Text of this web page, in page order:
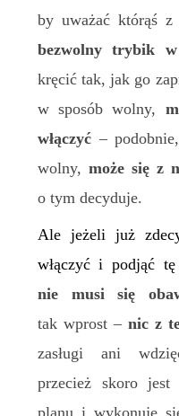
by uważać którąś
bezwolny trybik w
kręcić tak, jak go
w sposób wolny,
włączyć–
wolny, może się z
o tym decyduje.
Ale jeżeli już
włączyć i podjąć
nie musi się
tak wprost – nic z
zasługi ani
przecież skoro
planu i wykonuje